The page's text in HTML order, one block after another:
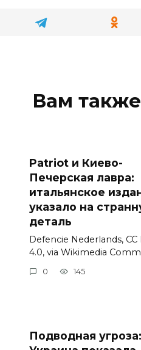
Вам
Patriot и Киево-
Печерская лавра:
итальянское
указало на
деталь
Defencie Nederlands, CC
4.0, via Wikimedia
0 145
Подводная угроза: